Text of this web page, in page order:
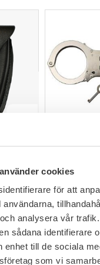
cookies
för att
analysera vår
sådana identifierare
enhet till de sociala
som vi
Lägg
449
FAVORIT